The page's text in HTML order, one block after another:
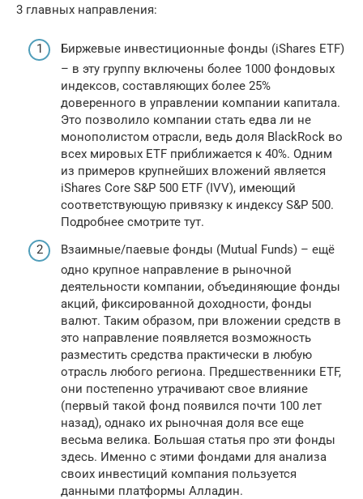
3 главных направления:
Биржевые инвестиционные фонды (iShares ETF)
– в эту группу включены более 1000 фондовых
индексов, составляющих более 25%
доверенного в управлении компании капитала.
Это позволило компании стать едва ли не
монополистом отрасли, ведь доля BlackRock во
всех мировых ETF приближается к 40%. Одним
из примеров крупнейших вложений является
iShares Core S&P 500 ETF (IVV), имеющий
соответствующую привязку к индексу S&P 500.
Подробнее смотрите тут.
Взаимные/паевые фонды (Mutual Funds) – ещё
одно крупное направление в рыночной
деятельности компании, объединяющие фонды
акций, фиксированной доходности, фонды
валют. Таким образом, при вложении средств в
это направление появляется возможность
разместить средства практически в любую
отрасль любого региона. Предшественники ETF,
они постепенно утрачивают свое влияние
(первый такой фонд появился почти 100 лет
назад), однако их рыночная доля все еще
весьма велика. Большая статья про эти фонды
здесь. Именно с этими фондами для анализа
своих инвестиций компания пользуется
данными платформы Алладин.